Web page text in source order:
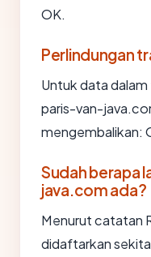
OK.
Perlindungan
Untuk data
paris-van-
mengembalikan:
Sudah berapa
java.com ada?
Menurut catatan
didaftarkan